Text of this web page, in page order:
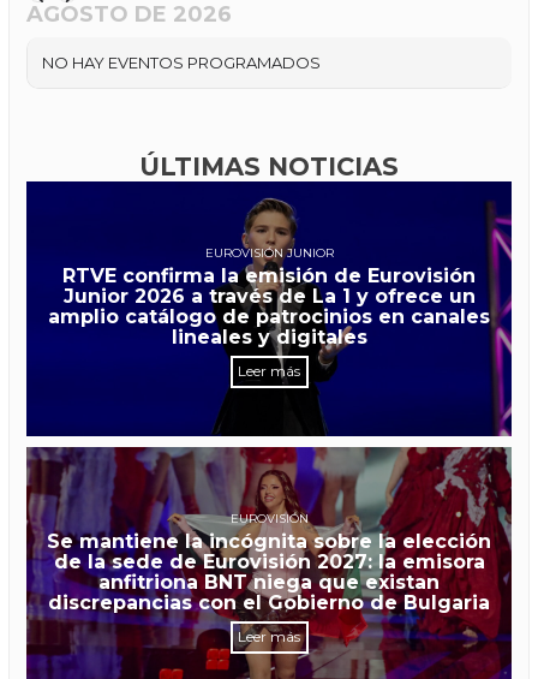
AGOSTO DE 2026
NO HAY EVENTOS PROGRAMADOS
ÚLTIMAS NOTICIAS
EUROVISIÓN JUNIOR
RTVE confirma la emisión de Eurovisión
Junior 2026 a través de La 1 y ofrece un
amplio catálogo de patrocinios en canales
lineales y digitales
Leer más
EUROVISIÓN
Se mantiene la incógnita sobre la elección
de la sede de Eurovisión 2027: la emisora
anfitriona BNT niega que existan
discrepancias con el Gobierno de Bulgaria
Leer más